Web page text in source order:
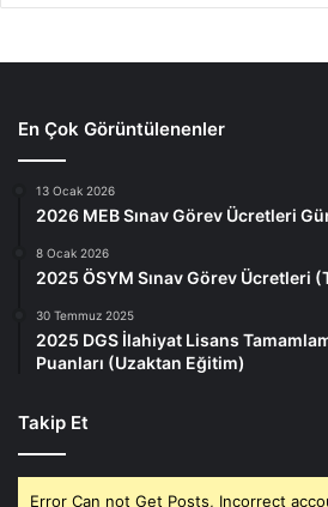
En Çok Görüntülenenler
13 Ocak 2026
2026 MEB Sınav Görev Ücretleri
8 Ocak 2026
2025 ÖSYM Sınav Görev Ücretleri
30 Temmuz 2025
2025 DGS İlahiyat Lisans
Puanları (Uzaktan Eğitim)
Takip Et
Error Can not Get Posts, Incorrect